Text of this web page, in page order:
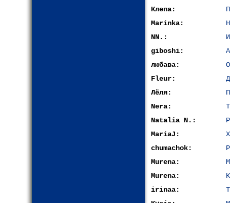
Клепа:
Marinka:
NN.:
giboshi:
любава:
Fleur:
Лёля:
Nera:
Natalia N.:
MariaJ:
chumachok:
Murena:
Murena:
irinaa: